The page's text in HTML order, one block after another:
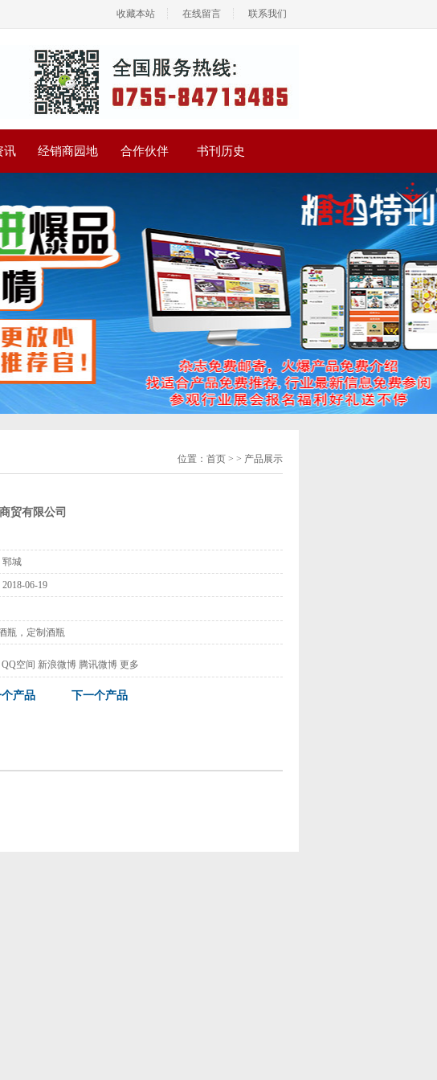
收藏本站 在线留言 联系我们
讯 经销商园地 合作伙伴 书刊历史
位置： 首页 > > 产品展示
贸有限公司
郓城
2018-06-19
瓶，定制酒瓶
QQ空间 新浪微博 腾讯微博 更多
下一个产品
产品